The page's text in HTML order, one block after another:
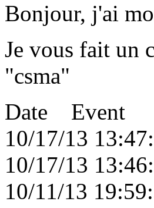
Bonjour, j'ai
Je vous fait un
"csma"
Date Event
10/17/13
10/17/13
10/11/13